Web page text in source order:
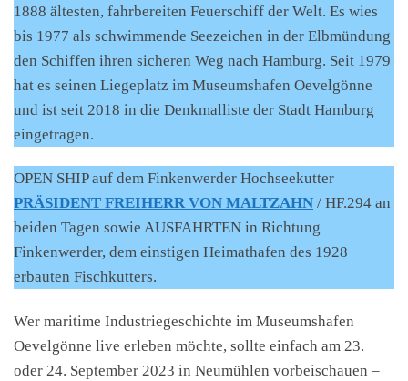
1888 ältesten, fahrbereiten Feuerschiff der Welt. Es wies
bis 1977 als schwimmende Seezeichen in der Elbmündung
den Schiffen ihren sicheren Weg nach Hamburg. Seit 1979
hat es seinen Liegeplatz im Museumshafen Oevelgönne
und ist seit 2018 in die Denkmalliste der Stadt Hamburg
eingetragen.
OPEN SHIP auf dem Finkenwerder Hochseekutter
PRÄSIDENT FREIHERR VON MALTZAHN / HF.294 an
beiden Tagen sowie AUSFAHRTEN in Richtung
Finkenwerder, dem einstigen Heimathafen des 1928
erbauten Fischkutters.
Wer maritime Industriegeschichte im Museumshafen
Oevelgönne live erleben möchte, sollte einfach am 23.
oder 24. September 2023 in Neumühlen vorbeischauen –